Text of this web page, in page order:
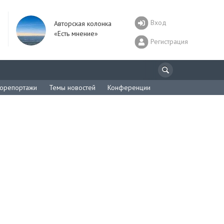
Авторская колонка
«Есть мнение»
Вход
Регистрация
Темы новостей Конференции